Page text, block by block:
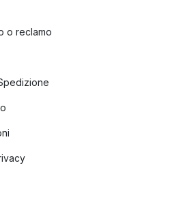
o reclamo